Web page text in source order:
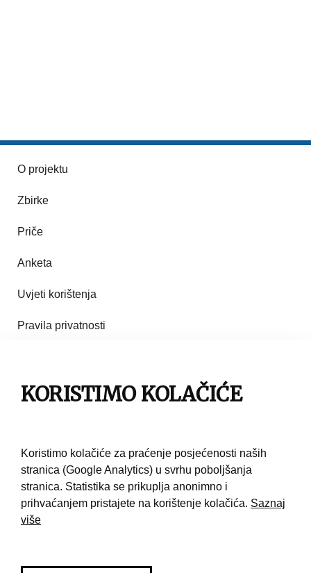
O projektu
Zbirke
Priče
Anketa
Uvjeti korištenja
Pravila privatnosti
Pravila korištenja
KORISTIMO KOLAČIĆE
Koristimo kolačiće za praćenje posjećenosti naših
stranica (Google Analytics) u svrhu poboljšanja
stranica. Statistika se prikuplja anonimno i
prihvaćanjem pristajete na korištenje kolačića. Saznaj
više